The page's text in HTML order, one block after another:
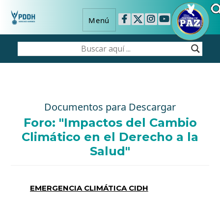
Menú
Documentos para Descargar
Foro: "Impactos del Cambio
Climático en el Derecho a la
Salud"
EMERGENCIA CLIMÁTICA CIDH